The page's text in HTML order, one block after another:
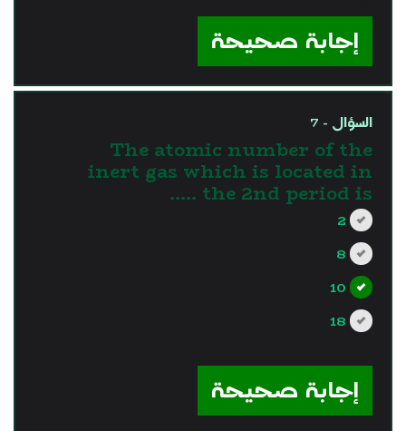
إجابة صحيحة
السؤال - 7
The atomic number of the
inert gas which is located in
the 2nd period is …..
2
8
10
18
إجابة صحيحة